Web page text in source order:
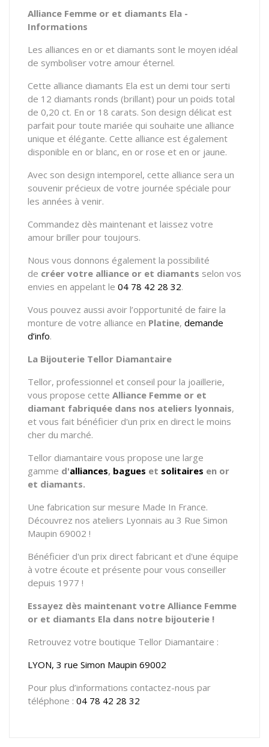
Alliance Femme or et diamants Ela -
Informations
Les alliances en or et diamants sont le moyen idéal
de symboliser votre amour éternel.
Cette alliance diamants Ela est un demi tour serti
de 12 diamants ronds (brillant) pour un poids total
de 0,20 ct. En or 18 carats. Son design délicat est
parfait pour toute mariée qui souhaite une alliance
unique et élégante. Cette alliance est également
disponible en or blanc, en or rose et en or jaune.
Avec son design intemporel, cette alliance sera un
souvenir précieux de votre journée spéciale pour
les années à venir.
Commandez dès maintenant et laissez votre
amour briller pour toujours.
Nous vous donnons également la possibilité
de créer votre alliance or et diamants selon vos
envies en appelant le 04 78 42 28 32.
Vous pouvez aussi avoir l’opportunité de faire la
monture de votre alliance en Platine, demande
d’info.
La Bijouterie Tellor Diamantaire
Tellor, professionnel et conseil pour la joaillerie,
vous propose cette Alliance Femme or et
diamant fabriquée dans nos ateliers lyonnais,
et vous fait bénéficier d'un prix en direct le moins
cher du marché.
Tellor diamantaire vous propose une large
gamme d'alliances, bagues et solitaires en or
et diamants.
Une fabrication sur mesure Made In France.
Découvrez nos ateliers Lyonnais au 3 Rue Simon
Maupin 69002 !
Bénéficier d'un prix direct fabricant et d'une équipe
à votre écoute et présente pour vous conseiller
depuis 1977 !
Essayez dès maintenant votre Alliance Femme
or et diamants Ela dans notre bijouterie !
Retrouvez votre boutique Tellor Diamantaire :
LYON, 3 rue Simon Maupin 69002
Pour plus d’informations contactez-nous par
téléphone : 04 78 42 28 32